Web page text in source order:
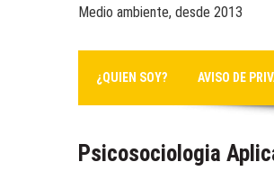
Medio ambiente, desde 2013
¿QUIEN SOY? AVISO DE
Psicosociologia